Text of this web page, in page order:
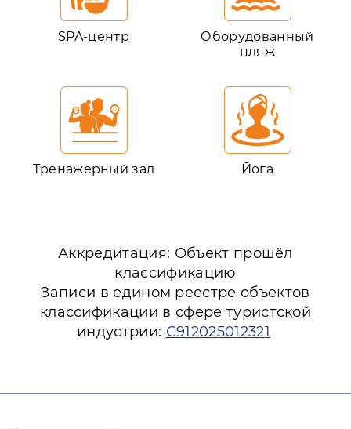
SPA-центр
Оборудованный
пляж
Тренажерный зал Йога
Аккредитация: Объект прошёл
классификацию
Записи в едином реестре объектов
классификации в сфере туристской
индустрии: С912025012321